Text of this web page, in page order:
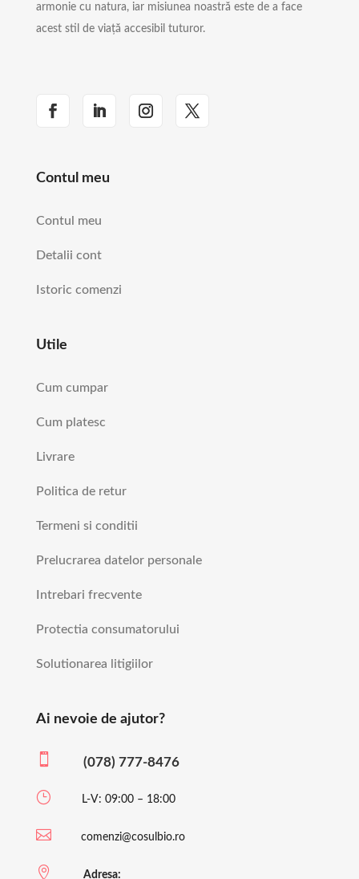
armonie cu natura, iar misiunea noastră este de a face
acest stil de viață accesibil tuturor.
Contul meu
Contul meu
Detalii cont
Istoric comenzi
Utile
Cum cumpar
Cum platesc
Livrare
Politica de retur
Termeni si conditii
Prelucrarea datelor personale
Intrebari frecvente
Protectia consumatorului
Solutionarea litigiilor
Ai nevoie de ajutor?
 (078) 777-8476
} L-V: 09:00 – 18:00
 comenzi@cosulbio.ro
 Adresa: